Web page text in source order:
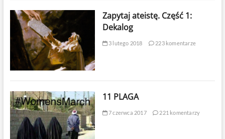
Zapytaj ateistę. Część 1:
Dekalog
3 lutego 2018 223 komentarze
11 PLAGA
7 czerwca 2017 221 komentarzy